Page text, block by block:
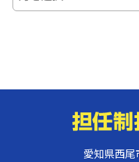
愛知県西尾